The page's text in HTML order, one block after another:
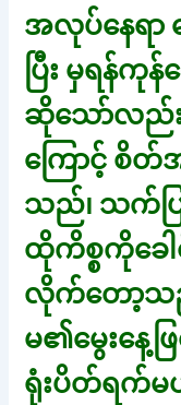
အလုပ်နေရာ
ပြီး မှရန်
ဆိုသော်လည်း
ကြောင့် စိ
သည်၊ သက်ပြ
ထိုကိစ္စကိုခေ
လိုက်တော့သ
မ၏မွေးန
ရုံးပိတ်ရက်